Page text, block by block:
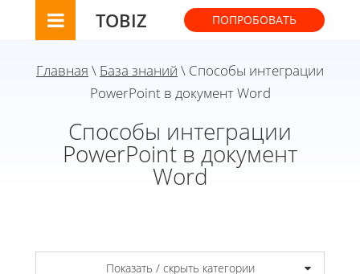
TOBIZ ПОПРОБОВАТЬ
Главная \ База знаний \ Способы интеграции
PowerPoint в документ Word
Способы интеграции
PowerPoint в документ
Word
Показать / скрыть категории